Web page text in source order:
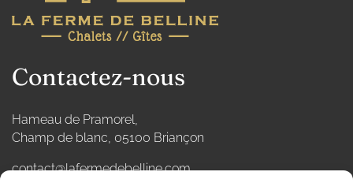
Contactez-nous
Hameau de Pramorel,
Champ de blanc, 05100 Briançon
contact@lafermedebelline.com